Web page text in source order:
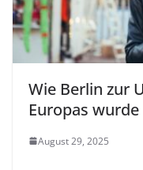
Wie Berlin zur
Europas wurde
August 29, 2025